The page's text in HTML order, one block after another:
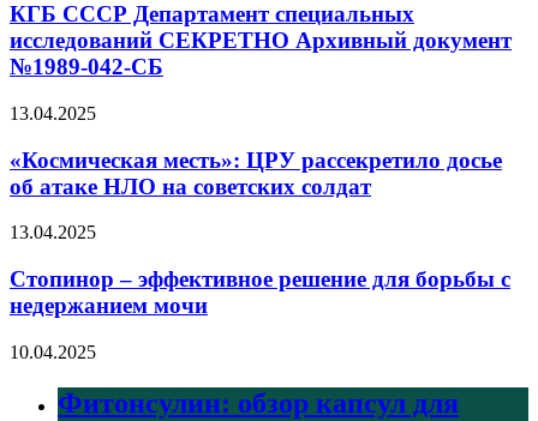
КГБ СССР Департамент специальных
исследований СЕКРЕТНО Архивный документ
№1989-042-СБ
13.04.2025
«Космическая месть»: ЦРУ рассекретило досье
об атаке НЛО на советских солдат
13.04.2025
Стопинор – эффективное решение для борьбы с
недержанием мочи
10.04.2025
Фитонсулин: обзор капсул для